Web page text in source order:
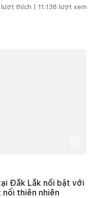
lượt thích | 11.138 lượt xem
Đắk Lắk nổi bật với
thiên nhiên